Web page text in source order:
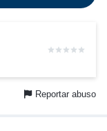
Reportar abuso